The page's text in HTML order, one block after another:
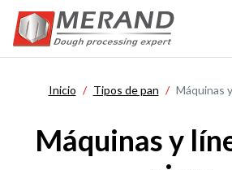
Pasar
contenido
Inicio Tipos de pan Máquinas
Máquinas y